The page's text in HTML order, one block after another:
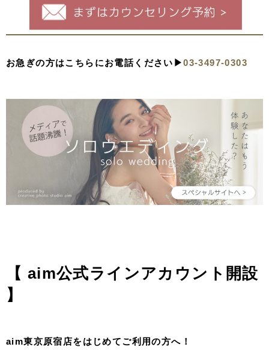
お急ぎの方はこちらにお電話ください▶︎03-3497-0303
【 aim公式ラインアカウント開設
】
aim東京原宿店をはじめてご利用の方へ！